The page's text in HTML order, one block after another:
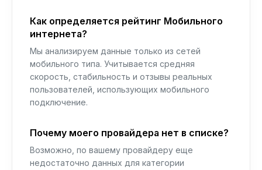
Как определяется рейтинг Мобильного
интернета?
Мы анализируем данные только из сетей
мобильного типа. Учитывается средняя
скорость, стабильность и отзывы реальных
пользователей, использующих мобильного
подключение.
Почему моего провайдера нет в списке?
Возможно, по вашему провайдеру еще
недостаточно данных для категории